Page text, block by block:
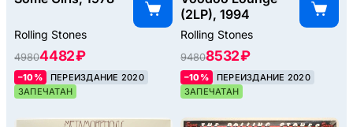
Rolling Stones
49804482 ₽
–10%
ПЕРЕИЗДАНИЕ 2020
ЗАПЕЧАТАН
(2LP), 1994
Rolling Stones
94808532 ₽
–10%
ПЕРЕИЗДАНИЕ 2020
ЗАПЕЧАТАН